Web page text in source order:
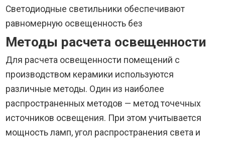
Светодиодные светильники обеспечивают
равномерную освещенность без
Методы расчета освещенности
Для расчета освещенности помещений с
производством керамики используются
различные методы. Один из наиболее
распространенных методов — метод точечных
источников освещения. При этом учитывается
мощность ламп, угол распространения света и